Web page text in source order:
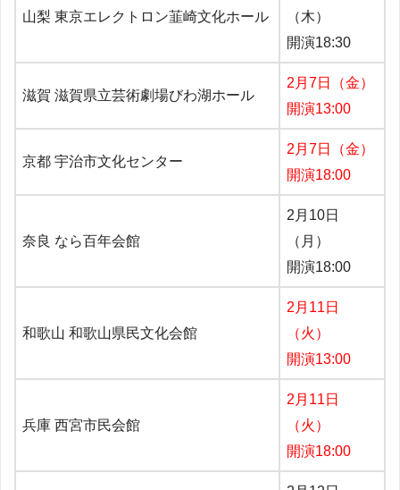
山梨 東京エレクトロン韮崎文化ホール
（木）
開演18:30
滋賀 滋賀県立芸術劇場びわ湖ホール
2月7日（金）
開演13:00
京都 宇治市文化センター
2月7日（金）
開演18:00
奈良 なら百年会館
2月10日
（月）
開演18:00
和歌山 和歌山県民文化会館
2月11日
（火）
開演13:00
兵庫 西宮市民会館
2月11日
（火）
開演18:00